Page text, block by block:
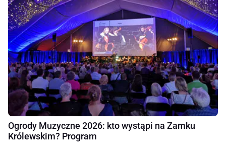
Ogrody Muzyczne 2026: kto wystąpi na Zamku
Królewskim? Program